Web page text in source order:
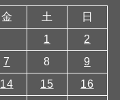
金 土
日
1
2
7 8
9
14 15
16